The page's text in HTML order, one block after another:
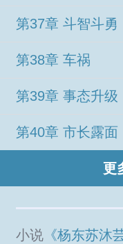
第37章 斗智斗勇
第38章 车祸
第39章 事态升级
第40章 市长露面
更
小说《杨东苏沐